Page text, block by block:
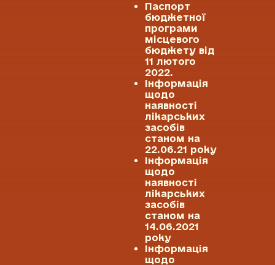
Паспорт
бюджетної
програми
місцевого
бюджету від
11 лютого
2022.
Інформація
щодо
наявності
лікарських
засобів
станом на
22.06.21 року
Інформація
щодо
наявності
лікарських
засобів
станом на
14.06.2021
року
Інформація
щодо